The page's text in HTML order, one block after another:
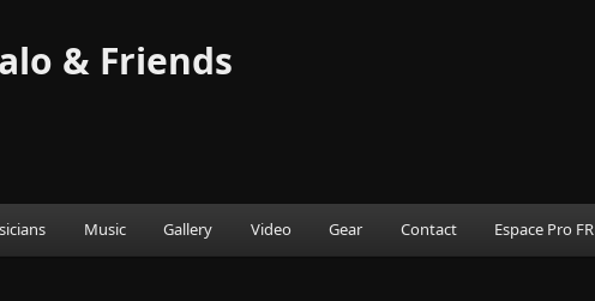
& Friends
Music Gallery Video Gear Contact Espace Pro FR